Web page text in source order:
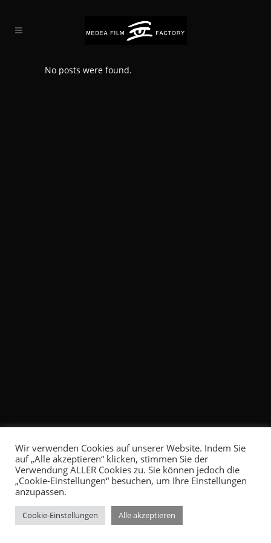
No posts were found.
© 2026Medea Film Factory|Impressum|
Wir verwenden Cookies auf unserer Website. Indem Sie
auf „Alle akzeptieren“ klicken, stimmen Sie der
Verwendung ALLER Cookies zu. Sie können jedoch die
„Cookie-Einstellungen“ besuchen, um Ihre Einstellungen
anzupassen.
Cookie-Einstellungen Alle akzeptieren